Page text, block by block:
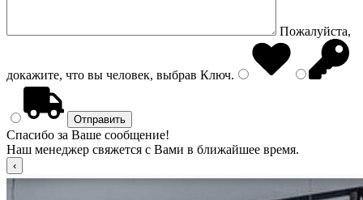
Пожалуйста,
докажите, что вы человек, выбрав Ключ.
Спасибо за Ваше сообщение!
Наш менеджер свяжется с Вами в ближайшее время.